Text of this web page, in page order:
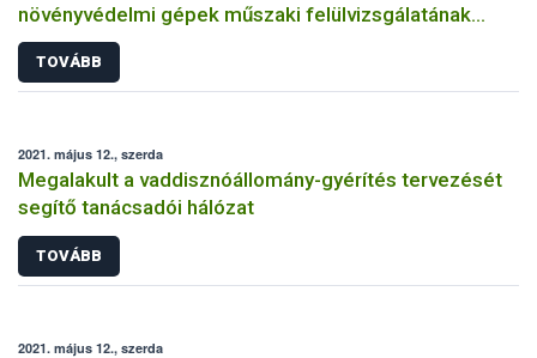
növényvédelmi gépek műszaki felülvizsgálatának
kötelezőségéről
TOVÁBB
2021. május 12., szerda
Megalakult a vaddisznóállomány-gyérítés tervezését
segítő tanácsadói hálózat
TOVÁBB
2021. május 12., szerda